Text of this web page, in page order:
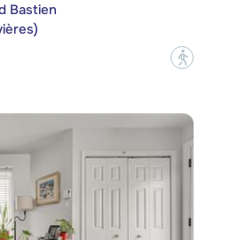
Bastien
?